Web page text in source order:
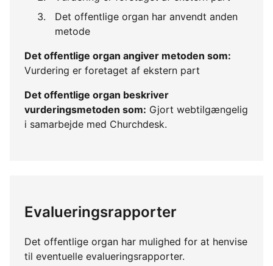
Det offentlige organ har anvendt anden
metode
Det offentlige organ angiver metoden som:
Vurdering er foretaget af ekstern part
Det offentlige organ beskriver
vurderingsmetoden som: Gjort webtilgængelig
i samarbejde med Churchdesk.
Evalueringsrapporter
Det offentlige organ har mulighed for at henvise
til eventuelle evalueringsrapporter.